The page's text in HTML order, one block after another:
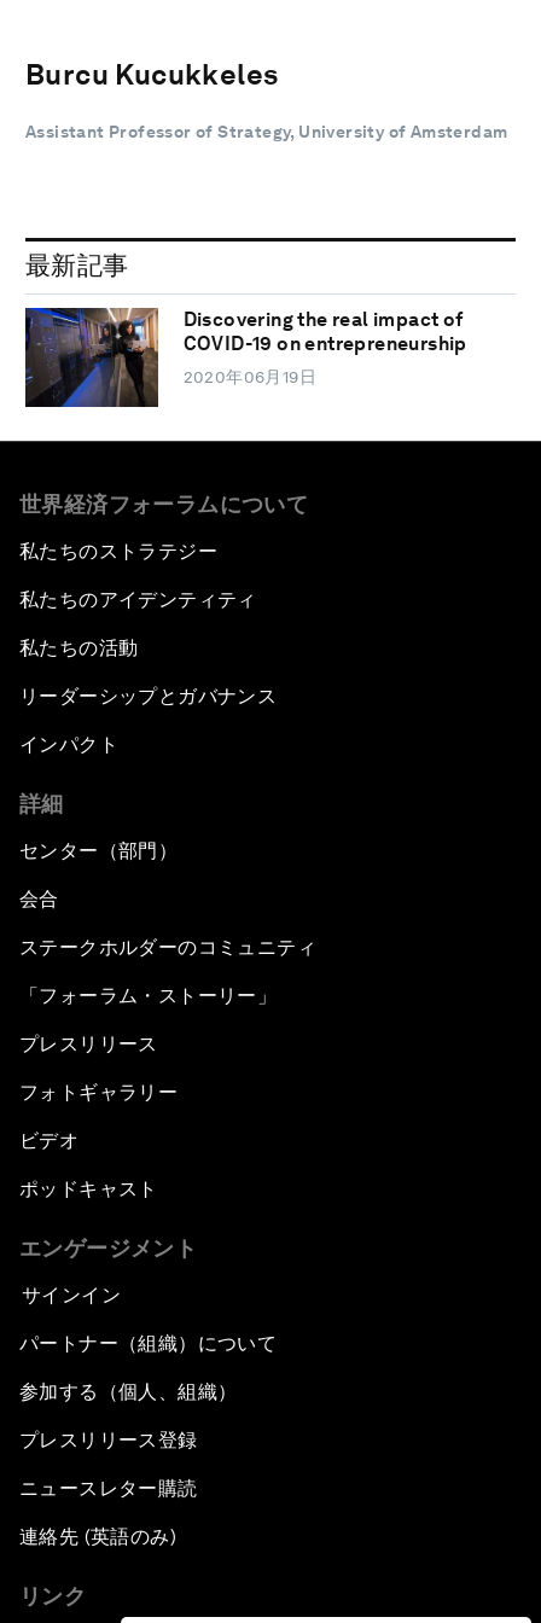
Burcu Kucukkeles
Assistant Professor of Strategy, University of Amsterdam
最新記事
Discovering the real impact of
COVID-19 on entrepreneurship
2020年06月19日
世界経済フォーラムについて
私たちのストラテジー
私たちのアイデンティティ
私たちの活動
リーダーシップとガバナンス
インパクト
詳細
センター（部門）
会合
ステークホルダーのコミュニティ
「フォーラム・ストーリー」
プレスリリース
フォトギャラリー
ビデオ
ポッドキャスト
エンゲージメント
サインイン
パートナー（組織）について
参加する（個人、組織）
プレスリリース登録
ニュースレター購読
連絡先 (英語のみ)
リンク